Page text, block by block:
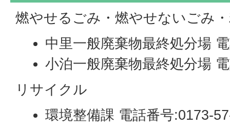
燃やせるごみ・燃やせないごみ
中里一般廃棄物最終処分場
小泊一般廃棄物最終処分場
リサイクル
環境整備課 電話番号:0173-